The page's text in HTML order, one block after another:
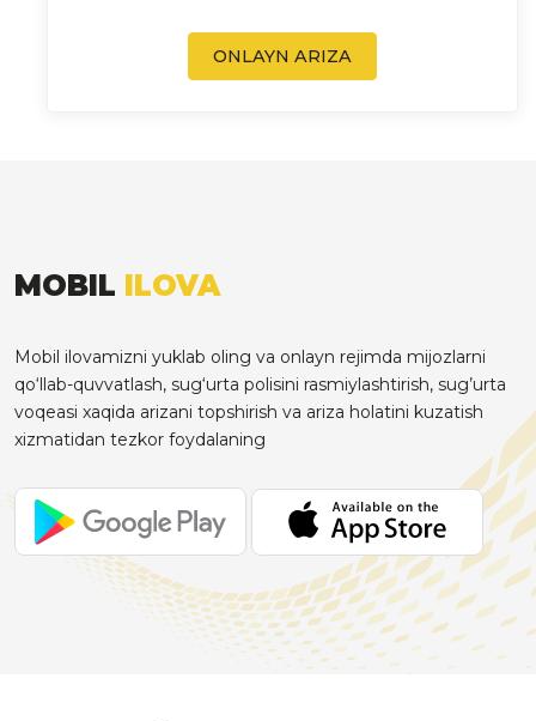
ONLAYN ARIZA
MOBIL ILOVA
Mobil ilovamizni yuklab oling va onlayn rejimda mijozlarni
qo‘llab-quvvatlash, sug‘urta polisini rasmiylashtirish, sug’urta
voqeasi xaqida arizani topshirish va ariza holatini kuzatish
xizmatidan tezkor foydalaning